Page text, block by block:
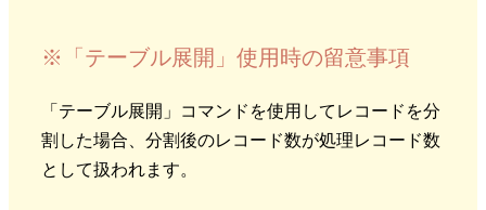
※「テーブル展開」使用時の留意事項
「テーブル展開」コマンドを使用してレコードを分
割した場合、分割後のレコード数が処理レコード数
として扱われます。